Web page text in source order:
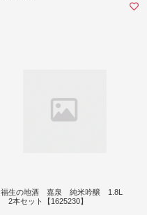
福生の地酒 嘉泉 純米吟醸 1.8L
2本セット【1625230】